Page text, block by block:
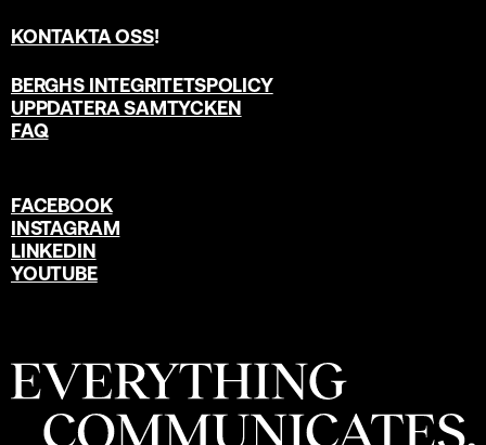
KONTAKTA OSS!
BERGHS INTEGRITETSPOLICY
UPPDATERA SAMTYCKEN
FAQ
FACEBOOK
INSTAGRAM
LINKEDIN
YOUTUBE